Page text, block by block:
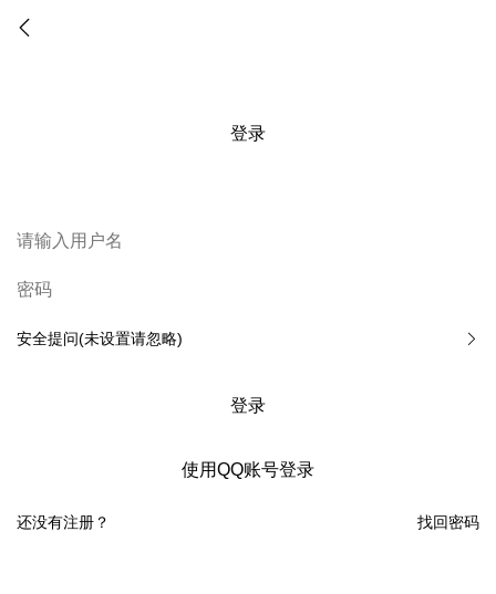
登录
安全提问(未设置请忽略)
登录
使用QQ账号登录
找回密码
还没有注册？